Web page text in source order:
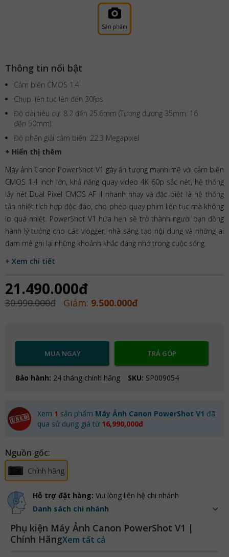
Sản phẩm
Thông tin nổi bật
Cảm biến CMOS 1.4
Chụp liên tục lên đến 30fps
Độ dài tiêu cự: 8.2 đến 25.6mm (Tương đương 35mm: 16
đến 50mm)
Độ phân giải cảm biến: 22.3 Megapixel
+ Hiển thị thêm
Máy ảnh Canon PowerShot V1 gây ấn tượng mạnh mẽ với cảm biến
CMOS 1.4 inch lớn, khả năng quay video 4K 60p sắc nét, hệ thống
lấy nét Dual Pixel CMOS AF II nhanh nhạy và đặc biệt là hệ thống
tản nhiệt tích hợp độc đáo, cho phép quay phim liên tục mà không
lo quá nhiệt. PowerShot V1 hứa hẹn sẽ trở thành người bạn đồng
hành lý tưởng cho các vlogger, nhà sáng tạo nội dung và những ai
đam mê ghi lại những khoảnh khắc đáng nhớ trong cuộc sống.
+ Xem chi tiết
21.490.000đ
30.990.000đ Giảm: 9.500.000đ
MUA NGAY TRẢ GÓP
Bảo hành: 24 tháng chính hãng SKU: SP009054
Xem 1 sản phẩm Máy Ảnh Canon PowerShot V1 đã
qua sử dụng giá từ 16,990,000đ
Nguồn gốc:
Chính hãng
Hỗ trợ đặt hàng: Vui lòng liên hệ chi nhánh
Danh sách chi nhánh
Phụ kiện Máy Ảnh Canon PowerShot V1 |
Chính HãngXem tất cả